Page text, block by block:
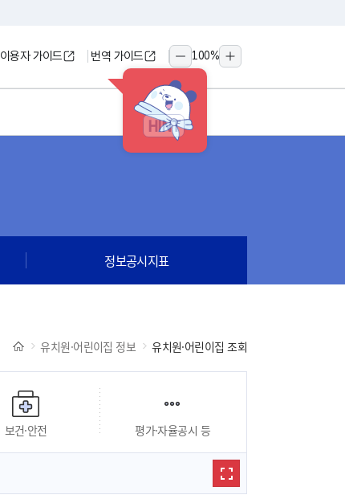
HINT
이용자 가이드 번역 가이드
축소
100%
확대
정보공시지표
유치원·어린이집 정보 유치원·어린이집 조회
보건·안전 평가·자율공시 등